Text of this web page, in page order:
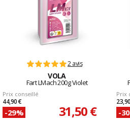
2 avis
VOLA
Fart LMach 200g Violet
Prix conseillé
44,90 €
-29% 31,50 €
Prix
-